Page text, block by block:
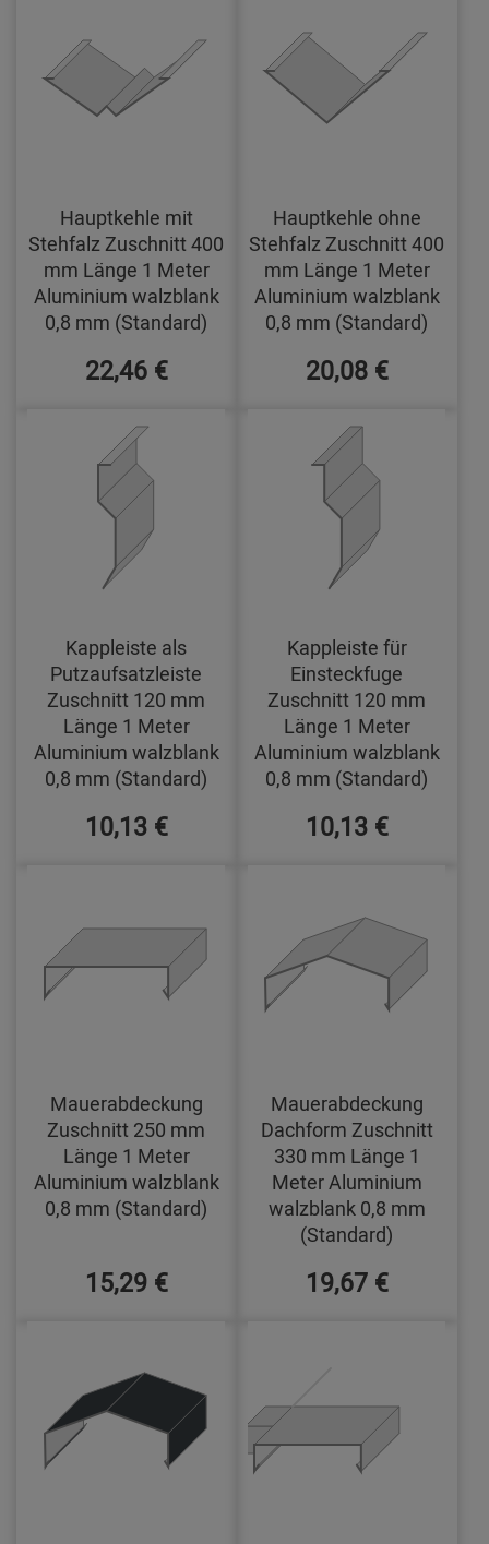
Hauptkehle mit
Stehfalz Zuschnitt 400
mm Länge 1 Meter
Aluminium walzblank
0,8 mm (Standard)
22,46 €
Hauptkehle ohne
Stehfalz Zuschnitt 400
mm Länge 1 Meter
Aluminium walzblank
0,8 mm (Standard)
20,08 €
Kappleiste als
Putzaufsatzleiste
Zuschnitt 120 mm
Länge 1 Meter
Aluminium walzblank
0,8 mm (Standard)
10,13 €
Kappleiste für
Einsteckfuge
Zuschnitt 120 mm
Länge 1 Meter
Aluminium walzblank
0,8 mm (Standard)
10,13 €
Mauerabdeckung
Zuschnitt 250 mm
Länge 1 Meter
Aluminium walzblank
0,8 mm (Standard)
15,29 €
Mauerabdeckung
Dachform Zuschnitt
330 mm Länge 1
Meter Aluminium
walzblank 0,8 mm
(Standard)
19,67 €